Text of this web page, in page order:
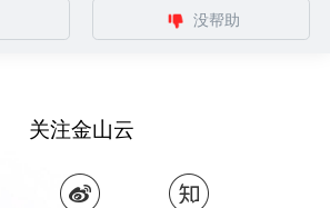
没帮助
关注金山云